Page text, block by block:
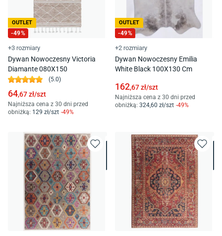
OUTLET
-49%
+3 rozmiary
Dywan Nowoczesny Victoria
Diamante 080X150
(5.0)
64,67zł/szt
Najniższa cena z 30 dni przed
obniżką: 129 zł/szt -49%
OUTLET
-49%
+2 rozmiary
Dywan Nowoczesny Emilia
White Black 100X130 Cm
162,67zł/szt
Najniższa cena z 30 dni przed
obniżką: 324,60 zł/szt -49%